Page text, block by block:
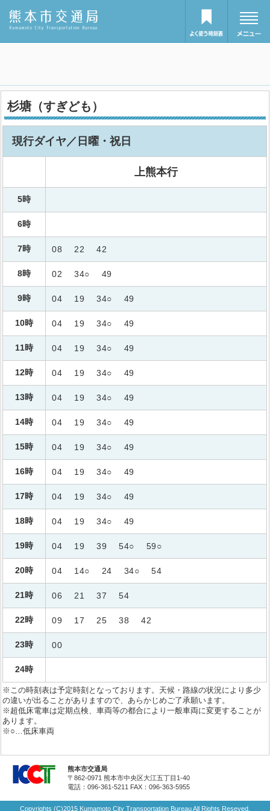
杉塘（すぎども）
現行ダイヤ／日曜・祝日
上熊本行
5時
6時
7時 08 22 42
8時 02 34○ 49
9時 04 19 34○ 49
10時 04 19 34○ 49
11時 04 19 34○ 49
12時 04 19 34○ 49
13時 04 19 34○ 49
14時 04 19 34○ 49
15時 04 19 34○ 49
16時 04 19 34○ 49
17時 04 19 34○ 49
18時 04 19 34○ 49
19時 04 19 39 54○ 59○
20時 04 14○ 24 34○ 54
21時 06 21 37 54
22時 09 17 25 38 42
23時 00
24時
※この時刻表は予定時刻となっております。天候・路線の状況により多少
の違いが出ることがありますので、あらかじめご了承願います。
※超低床電車は定期点検、車両等の都合により一般車両に変更することが
あります。
※○…低床車両
熊本市交通局
〒862-0971 熊本市中央区大江五丁目1-40
電話：096-361-5211 FAX：096-363-5955
Copyrights (C)2015 Kumamoto City Transportation Bureau All Rights Reseved.